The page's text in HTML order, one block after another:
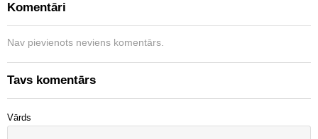
Komentāri
Nav pievienots neviens komentārs.
Tavs komentārs
Vārds